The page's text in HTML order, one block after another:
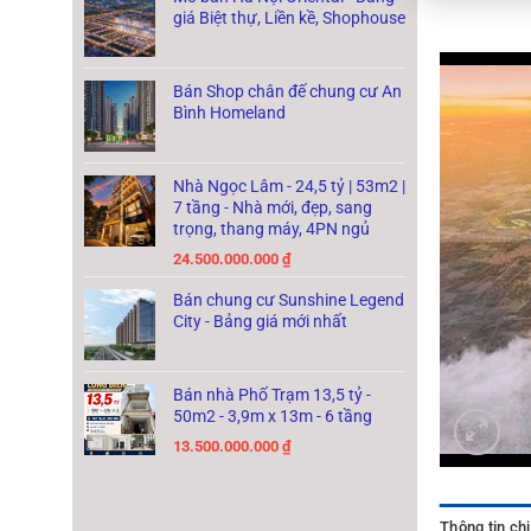
giá Biệt thự, Liền kề, Shophouse
Bán Shop chân đế chung cư An
Bình Homeland
Nhà Ngọc Lâm - 24,5 tỷ | 53m2 |
7 tầng - Nhà mới, đẹp, sang
trọng, thang máy, 4PN ngủ
24.500.000.000 ₫
Bán chung cư Sunshine Legend
City - Bảng giá mới nhất
Bán nhà Phố Trạm 13,5 tỷ -
50m2 - 3,9m x 13m - 6 tầng
13.500.000.000 ₫
Thông tin